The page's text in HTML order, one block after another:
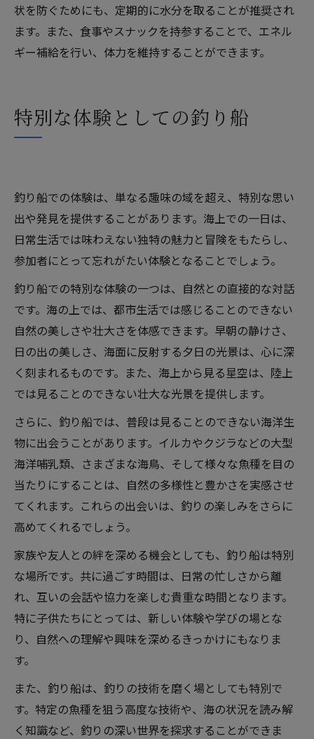
状を防ぐためにも、定期的に水分を取ることが推奨され
ます。また、食事やスナックを持参することで、エネル
ギー補給を行い、体力を維持することができます。
特別な体験としての釣り船
釣り船での体験は、単なる趣味の域を超え、特別な思い
出や発見を提供することがあります。海上での一日は、
日常生活では味わえない独特の魅力と冒険をもたらし、
参加者にとって忘れがたい体験となることでしょう。
釣り船での特別な体験の一つは、自然との直接的な対話
です。海の上では、都市生活では感じることのできない
自然の美しさや壮大さを体感できます。早朝の静けさ、
日の出の美しさ、海面に反射する夕日の光景は、心に深
く刻まれるものです。また、海上から見る星空は、陸上
では見ることのできない壮大な光景を提供します。
さらに、釣り船では、普段は見ることのできない海洋生
物に出会うことがあります。イルカやクジラなどの大型
海洋哺乳類、さまざまな海鳥、そして様々な魚種を目の
当たりにすることは、自然の多様性と豊かさを実感させ
てくれます。これらの出会いは、釣りの楽しみをさらに
高めてくれるでしょう。
家族や友人との絆を深める機会としても、釣り船は特別
な場所です。共に過ごす時間は、日常の忙しさから離
れ、互いの会話や協力を楽しむ貴重な時間となります。
特に子供たちにとっては、新しい体験や学びの場とな
り、自然への理解や興味を深めるきっかけにもなりま
す。
また、釣り船は、釣りの技術を磨く場としても特別で
す。特定の魚種を狙う高度な技術や、海の状況を読み解
く知識など、釣りの深い世界を探求することができま